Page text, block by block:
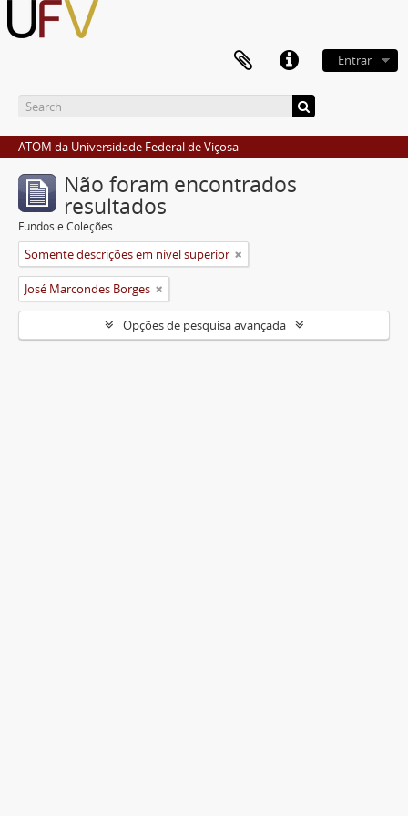
Entrar
ATOM da Universidade Federal de Viçosa
Não foram encontrados
resultados
Fundos e Coleções
Somente descrições em nível superior
José Marcondes Borges
Opções de pesquisa avançada